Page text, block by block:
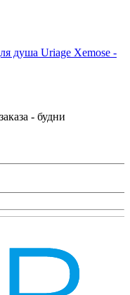
душа Uriage Xemose -
- будни